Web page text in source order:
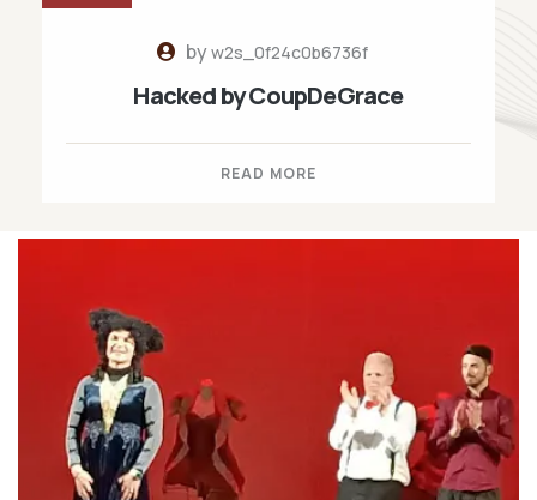
byw2s_0f24c0b6736f
Hacked by CoupDeGrace
READ MORE